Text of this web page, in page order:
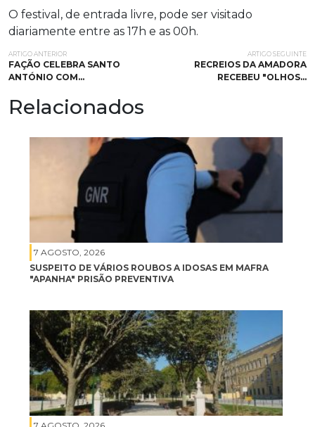
O festival, de entrada livre, pode ser visitado
diariamente entre as 17h e as 00h.
ARTIGO ANTERIOR
FAÇÃO CELEBRA SANTO
ANTÓNIO COM…
ARTIGO SEGUINTE
RECREIOS DA AMADORA
RECEBEU "OLHOS…
Relacionados
7 AGOSTO, 2026
SUSPEITO DE VÁRIOS ROUBOS A IDOSAS EM MAFRA
"APANHA" PRISÃO PREVENTIVA